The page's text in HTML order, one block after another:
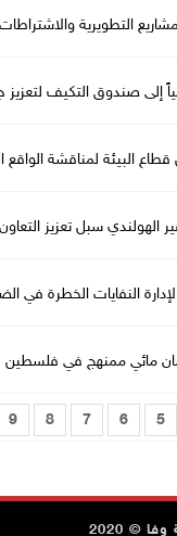
التطويرية والاشتراطات
إلى صندوق التكيف لتعزيز
البيئة لمناقشة الواقع
سبل تعزيز التعاون
النفايات الخطرة في
مائي ممنهج في فلسطين
5
6
7
8
9
© 2020